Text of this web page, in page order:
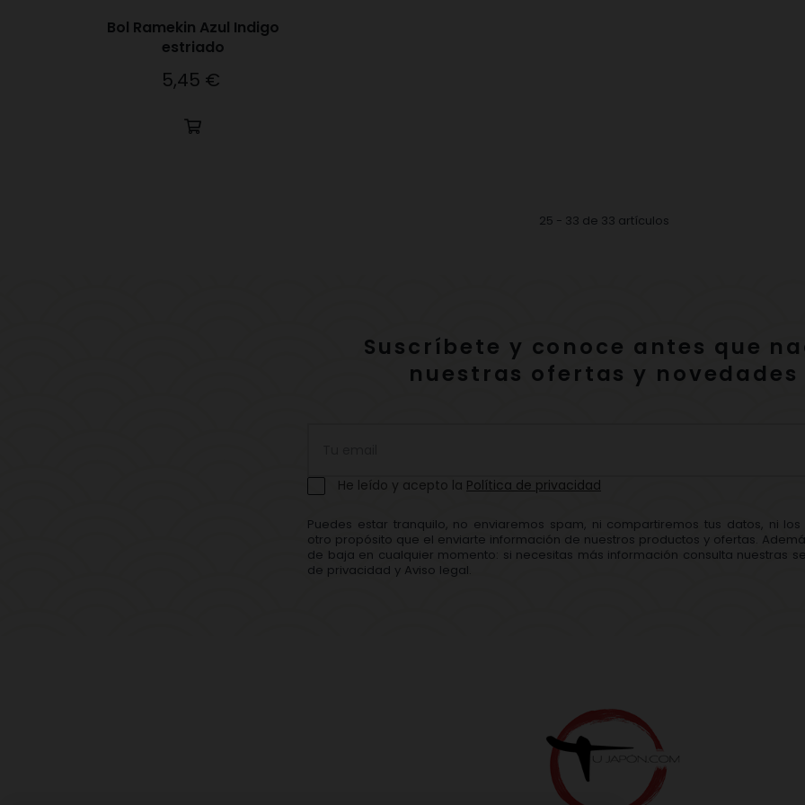
Bol Ramekin Azul Indigo
estriado
Precio
5,45 €
25 - 33 de 33 artículos
Suscríbete y conoce antes que
nuestras ofertas y novedades
Puedes estar tranquilo, no enviaremos spam, ni compartiremos tus datos, ni
otro propósito que el enviarte información de nuestros productos y ofertas.
de baja en cualquier momento: si necesitas más información consulta nuestras
de privacidad y Aviso legal.
He leído y acepto la Política de privacidad